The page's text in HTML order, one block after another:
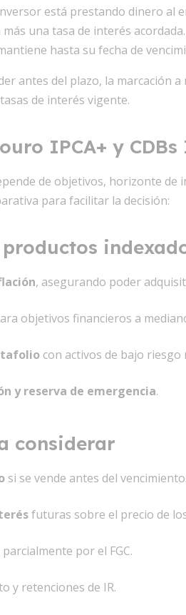
está prestando dinero al
una tasa de interés
hasta su fecha de
antes del plazo, la marcación
de interés vigente.
IPCA+ y CDBs
de objetivos, horizonte de
para facilitar la decisión:
, asegurando poder
objetivos financieros a
con activos de bajo riesgo
y reserva de emergencia.
considerar
si se vende antes del vencimiento.
futuras sobre el precio de
por el FGC.
y retenciones de IR.